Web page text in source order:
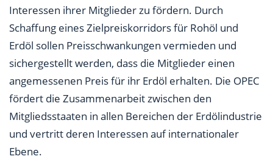
Interessen ihrer Mitglieder zu fördern. Durch
Schaffung eines Zielpreiskorridors für Rohöl und
Erdöl sollen Preisschwankungen vermieden und
sichergestellt werden, dass die Mitglieder einen
angemessenen Preis für ihr Erdöl erhalten. Die OPEC
fördert die Zusammenarbeit zwischen den
Mitgliedsstaaten in allen Bereichen der Erdölindustrie
und vertritt deren Interessen auf internationaler
Ebene.